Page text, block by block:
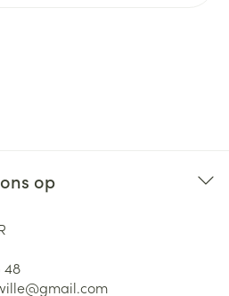
op
48
gmail.com